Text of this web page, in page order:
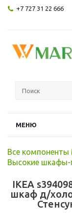
+7 727 31 22 666
МЕНЮ
Все
Высокие
IKEA
шкаф д/